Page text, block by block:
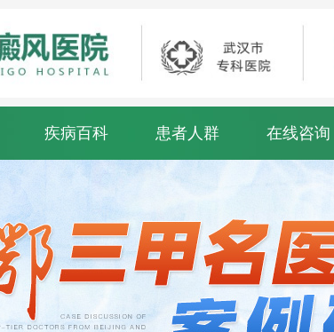
疾病百科 患者人群 在线咨询